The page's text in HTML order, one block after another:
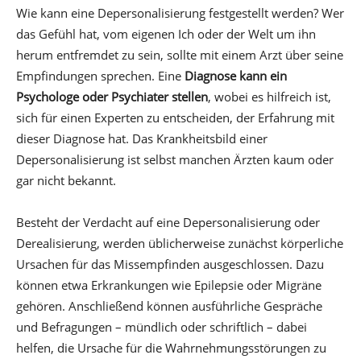
Wie kann eine Depersonalisierung festgestellt werden? Wer
das Gefühl hat, vom eigenen Ich oder der Welt um ihn
herum entfremdet zu sein, sollte mit einem Arzt über seine
Empfindungen sprechen. Eine Diagnose kann ein
Psychologe oder Psychiater stellen, wobei es hilfreich ist,
sich für einen Experten zu entscheiden, der Erfahrung mit
dieser Diagnose hat. Das Krankheitsbild einer
Depersonalisierung ist selbst manchen Ärzten kaum oder
gar nicht bekannt.
Besteht der Verdacht auf eine Depersonalisierung oder
Derealisierung, werden üblicherweise zunächst körperliche
Ursachen für das Missempfinden ausgeschlossen. Dazu
können etwa Erkrankungen wie Epilepsie oder Migräne
gehören. Anschließend können ausführliche Gespräche
und Befragungen – mündlich oder schriftlich – dabei
helfen, die Ursache für die Wahrnehmungsstörungen zu